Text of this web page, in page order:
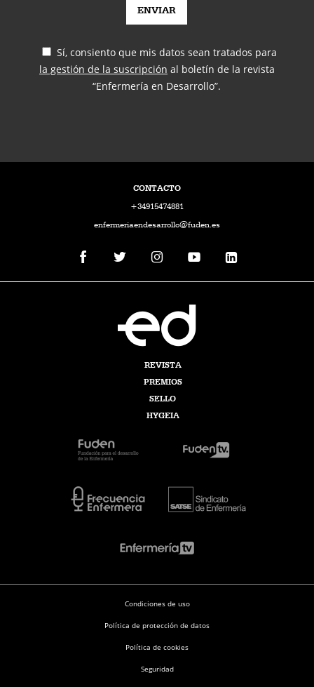
Sí, consiento que mis datos sean tratados para
la gestión de la suscripción al boletín de la revista
“Enfermería en Desarrollo”.
CONTACTO
+34915474881
enfermeriaendesarrollo@fuden.es
REVISTA
PREMIOS
SELLO
HYGEIA
Condiciones de uso
Política de protección de datos
Política de cookies
Seguridad